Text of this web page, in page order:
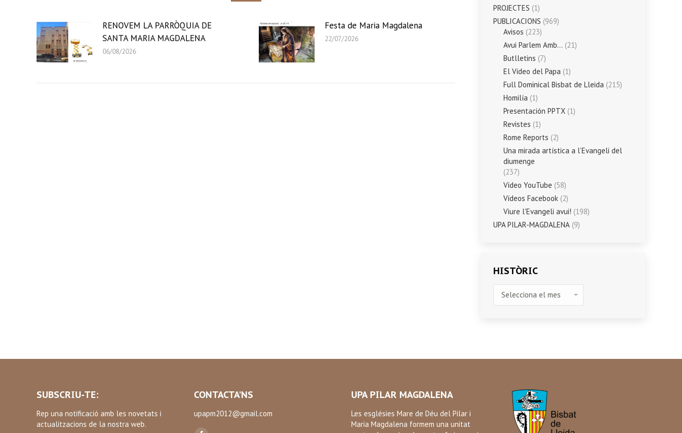
RENOVEM LA PARRÒQUIA DE
SANTA MARIA MAGDALENA
06/08/2026
Festa de Maria Magdalena
22/07/2026
PROJECTES (1)
PUBLICACIONS (969)
Avisos (223)
Avui Parlem Amb… (21)
Butlletins (7)
El Vídeo del Papa (1)
Full Dominical Bisbat de Lleida (215)
Homilía (1)
Presentación PPTX (1)
Revistes (1)
Rome Reports (2)
Una mirada artística a l’Evangeli del
diumenge
(237)
Vídeo YouTube (58)
Vídeos Facebook (2)
Viure l'Evangeli avui! (198)
UPA PILAR-MAGDALENA (9)
HISTÒRIC
SUBSCRIU-TE:
Rep una notificació amb les novetats i
actualitzacions de la nostra web.
CONTACTA’NS
upapm2012@gmail.com
UPA PILAR MAGDALENA
Les esglésies Mare de Déu del Pilar i
Maria Magdalena formem una unitat